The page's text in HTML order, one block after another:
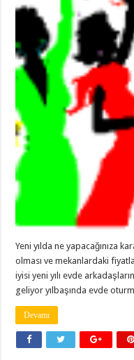
Yeni yılda ne yapacağınıza
olması ve mekanlardaki
iyisi yeni yılı evde
geliyor yılbaşında evde
Devamı